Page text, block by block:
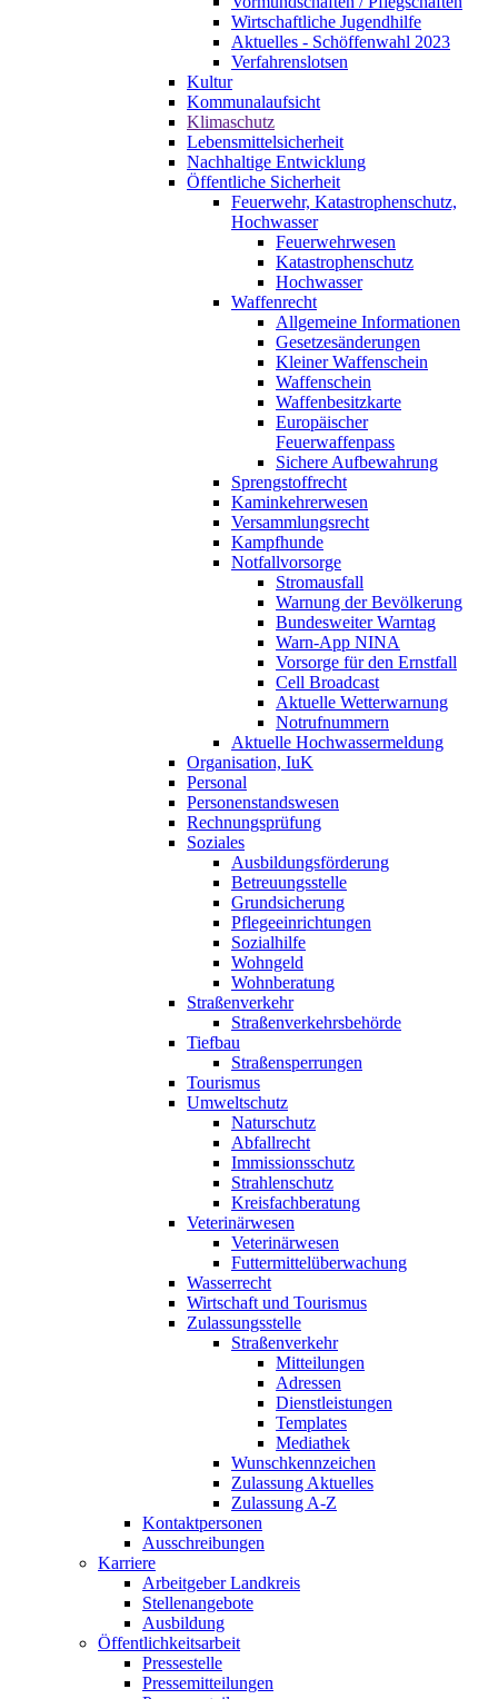
Wirtschaftliche Jugendhilfe
Aktuelles - Schöffenwahl 2023
Verfahrenslotsen
Kultur
Kommunalaufsicht
Klimaschutz
Lebensmittelsicherheit
Nachhaltige Entwicklung
Öffentliche Sicherheit
Feuerwehr, Katastrophenschutz,
Hochwasser
Feuerwehrwesen
Katastrophenschutz
Hochwasser
Waffenrecht
Allgemeine Informationen
Gesetzesänderungen
Kleiner Waffenschein
Waffenschein
Waffenbesitzkarte
Europäischer
Feuerwaffenpass
Sichere Aufbewahrung
Sprengstoffrecht
Kaminkehrerwesen
Versammlungsrecht
Kampfhunde
Notfallvorsorge
Stromausfall
Warnung der Bevölkerung
Bundesweiter Warntag
Warn-App NINA
Vorsorge für den Ernstfall
Cell Broadcast
Aktuelle Wetterwarnung
Notrufnummern
Aktuelle Hochwassermeldung
Organisation, IuK
Personal
Personenstandswesen
Rechnungsprüfung
Soziales
Ausbildungsförderung
Betreuungsstelle
Grundsicherung
Pflegeeinrichtungen
Sozialhilfe
Wohngeld
Wohnberatung
Straßenverkehr
Straßenverkehrsbehörde
Tiefbau
Straßensperrungen
Tourismus
Umweltschutz
Naturschutz
Abfallrecht
Immissionsschutz
Strahlenschutz
Kreisfachberatung
Veterinärwesen
Veterinärwesen
Futtermittelüberwachung
Wasserrecht
Wirtschaft und Tourismus
Zulassungsstelle
Straßenverkehr
Mitteilungen
Adressen
Dienstleistungen
Templates
Mediathek
Wunschkennzeichen
Zulassung Aktuelles
Zulassung A-Z
Kontaktpersonen
Ausschreibungen
Karriere
Arbeitgeber Landkreis
Stellenangebote
Ausbildung
Öffentlichkeitsarbeit
Pressestelle
Pressemitteilungen